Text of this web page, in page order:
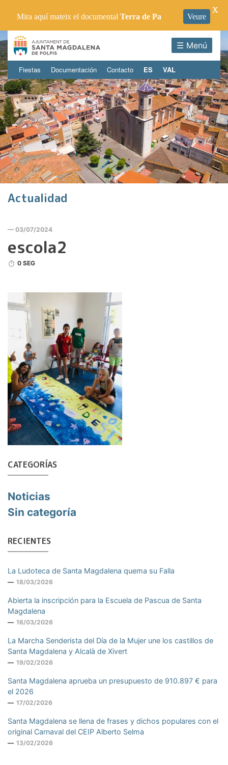
☰ Menú
Fiestas Documentación Contacto ES VAL
Actualidad
— 03/07/2024
escola2
0 SEG
CATEGORÍAS
Noticias
Sin categoría
RECIENTES
La Ludoteca de Santa Magdalena quema su Falla
18/03/2026
Abierta la inscripción para la Escuela de Pascua de Santa
Magdalena
16/03/2026
La Marcha Senderista del Día de la Mujer une los castillos de
Santa Magdalena y Alcalà de Xivert
19/02/2026
Santa Magdalena aprueba un presupuesto de 910.897 € para
el 2026
17/02/2026
Santa Magdalena se llena de frases y dichos populares con el
original Carnaval del CEIP Alberto Selma
13/02/2026
Mira aquí mateix el documental Terra de Pa Veure
X